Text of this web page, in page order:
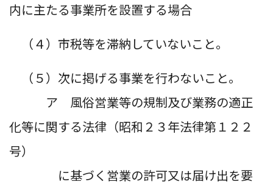
内に主たる事業所を設置する場合
（４）市税等を滞納していないこと。
（５）次に掲げる事業を行わないこと。
ア 風俗営業等の規制及び業務の適正
化等に関する法律（昭和２３年法律第１２２
号）
に基づく営業の許可又は届け出を要